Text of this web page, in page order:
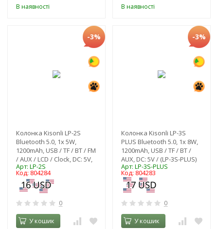
В наявності В наявності
-3%
Колонка Kisonli LP-2S
Bluetooth 5.0, 1х 5W,
1200mAh, USB / TF / BT / FM
/ AUX / LCD / Clock, DC: 5V,
Арт: LP-2S
Код: 804284
0
У кошик
-3%
Колонка Kisonli LP-3S
PLUS Bluetooth 5.0, 1х 8W,
1200mAh, USB / TF / BT /
AUX, DC: 5V / (LP-3S-PLUS)
Арт: LP-3S-PLUS
Код: 804283
0
У кошик